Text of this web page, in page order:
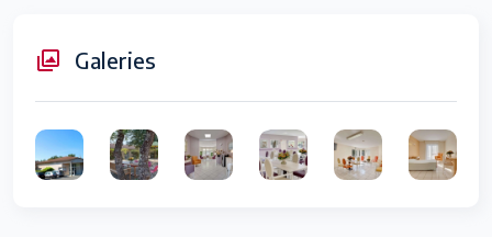
Galeries